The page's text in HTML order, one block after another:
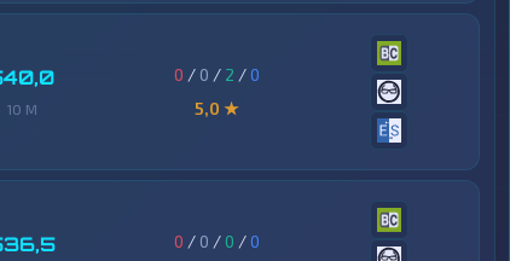
10 M
0 / 0 / 2 /0
5,0 ★
0 / 0 / 0 /0